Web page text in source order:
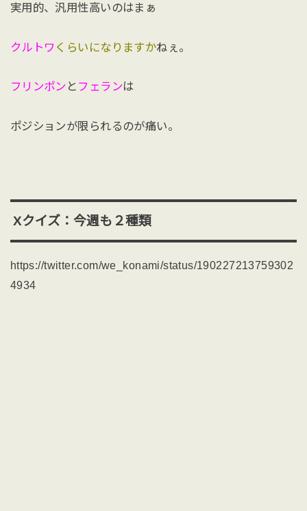
実用的、汎用性高いのはまぁ
クルトワ くらいになりますかねぇ。
フリンポン と フェランは
ポジションが限られるのが痛い。
Xクイズ：今週も２種類
https://twitter.com/we_konami/status/190227213759302
4934